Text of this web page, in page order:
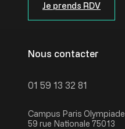
Je prends RDV
Nous contacter
01 59 13 32 81
Campus Paris
59 rue Nationale 75013